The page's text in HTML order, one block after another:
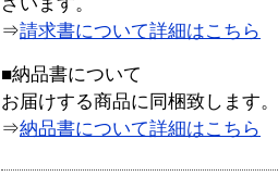
ざいます。
⇒請求書について詳細はこちら
■納品書について
お届けする商品に同梱致します。
⇒納品書について詳細はこちら